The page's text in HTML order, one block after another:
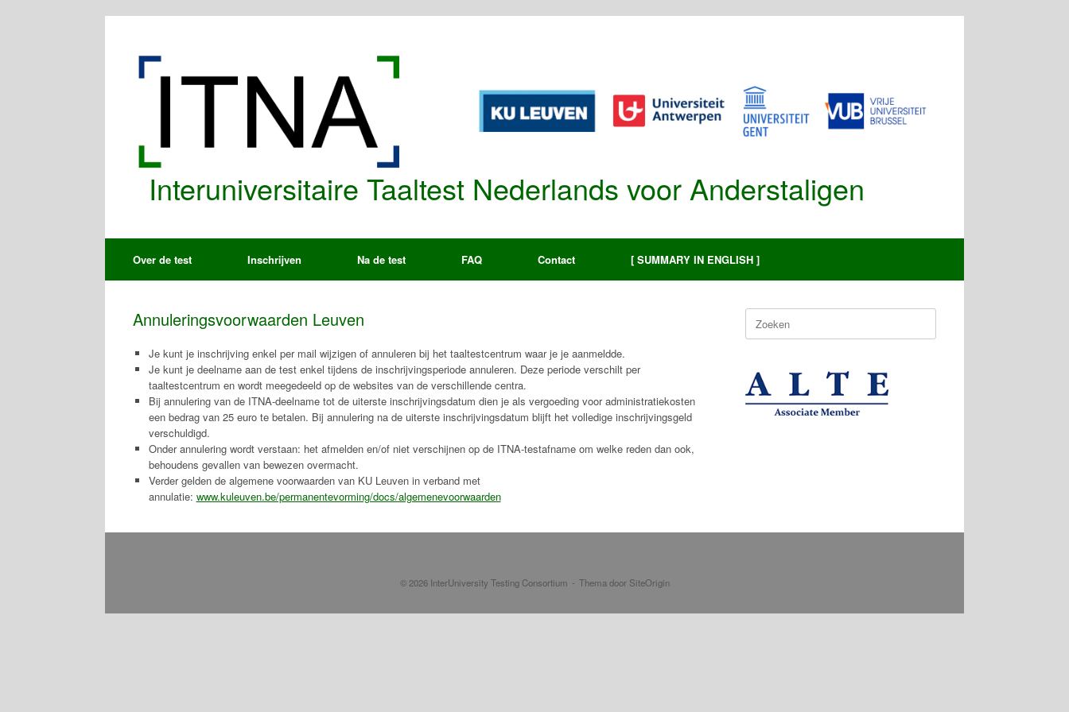
Interuniversitaire Taaltest Nederlands voor Anderstaligen
Over de test Inschrijven Na de test FAQ Contact [ SUMMARY IN ENGLISH ]
Annuleringsvoorwaarden Leuven
Je kunt je inschrijving enkel per mail wijzigen of annuleren bij het taaltestcentrum waar je je aanmeldde.
Je kunt je deelname aan de test enkel tijdens de inschrijvingsperiode annuleren. Deze periode verschilt per
taaltestcentrum en wordt meegedeeld op de websites van de verschillende centra.
Bij annulering van de ITNA-deelname tot de uiterste inschrijvingsdatum dien je als vergoeding voor administratiekosten
een bedrag van 25 euro te betalen. Bij annulering na de uiterste inschrijvingsdatum blijft het volledige inschrijvingsgeld
verschuldigd.
Onder annulering wordt verstaan: het afmelden en/of niet verschijnen op de ITNA-testafname om welke reden dan ook,
behoudens gevallen van bewezen overmacht.
Verder gelden de algemene voorwaarden van KU Leuven in verband met
annulatie: www.kuleuven.be/permanentevorming/docs/algemenevoorwaarden
Zoeken
naar:
© 2026 InterUniversity Testing Consortium Thema door SiteOrigin